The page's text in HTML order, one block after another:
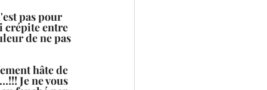
pas pour
crépite entre
de ne pas
hâte de
Je ne vous